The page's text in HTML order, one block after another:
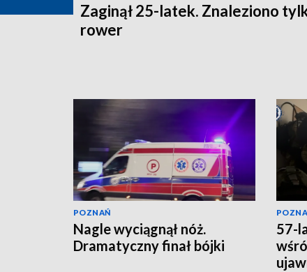
Zaginął 25-latek. Znaleziono
rower
POZNAŃ
Nagle wyciągnął nóż.
Dramatyczny finał bójki
57-